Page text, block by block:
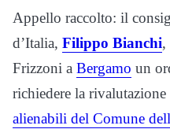
Appello raccolto: il
d’Italia, Filippo Bianchi,
Frizzoni a Bergamo un
richiedere la rivalutazione
alienabili del Comune